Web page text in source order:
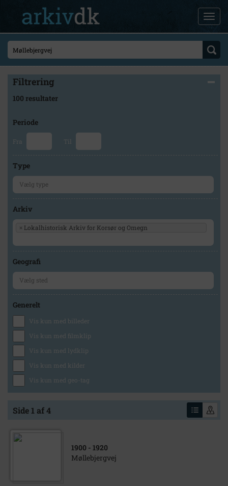
Filtrering
100 resultater
Periode
Fra Til
Type
Arkiv
× Lokalhistorisk Arkiv for Korsør og Omegn
Geografi
Generelt
Vis kun med billeder
Vis kun med filmklip
Vis kun med lydklip
Vis kun med kilder
Vis kun med geo-tag
Side 1 af 4
1900 - 1920
Møllebjergvej